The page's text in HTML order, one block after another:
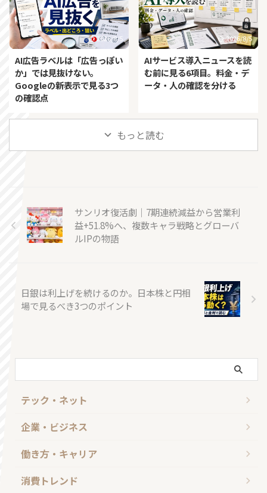
2026/8/5
AI広告ラベルは「広告っぽい
か」では見抜けない。
Googleの新表示で見る3つ
の確認点
2026/8/5
AIサービス導入ニュースを読
む前に見る6項目。料金・デ
ータ・人の確認を分ける
もっと読む
サンリオ復活劇｜7期連続減益から営業利
益+51.8%へ、複数キャラ戦略とグローバ
ルIPの物語
日銀は利上げを続けるのか。日本株と円相
場で見るべき3つのポイント
テック・ネット
企業・ビジネス
働き方・キャリア
消費トレンド